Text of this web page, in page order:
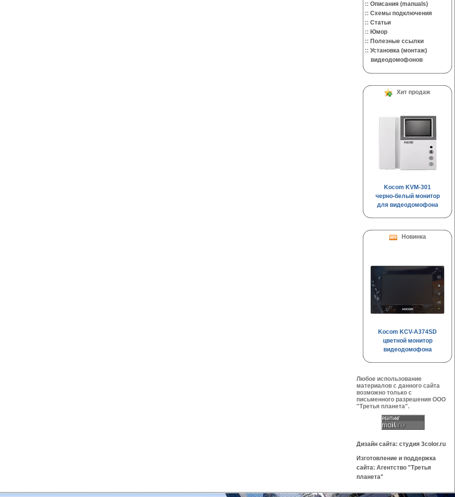
:: Описания (manuals)
:: Cхемы подключения
:: Cтатьи
:: Юмор
:: Полезные ссылки
:: Установка (монтаж)
видеодомофонов
Хит продаж
Kocom KVM-301
черно-белый монитор
для видеодомофона
Новинка
Kocom KCV-A374SD
цветной монитор
видеодомофона
Любое использование
материалов с данного сайта
возможно только с
письменного разрешения OOO
"Третья планета".
Дизайн сайта: студия 3color.ru
Изготовление и поддержка
сайта: Агентство "Третья
планета"